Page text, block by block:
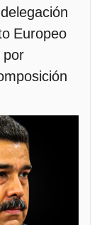
Europeo
por